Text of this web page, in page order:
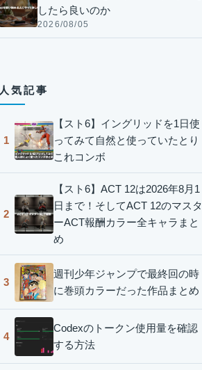
したら良いのか
2026/08/05
人気記事
1
【スト6】イングリッドを1日使
ってみて自然と使っていたとり
これコンボ
2
【スト6】ACT 12は2026年8月1
日まで！そしてACT 12のマスタ
ーACT報酬カラー全キャラまと
め
3
週刊少年ジャンプで最終回の時
に巻頭カラーだった作品まとめ
4
Codexのトークン使用量を確認
する方法